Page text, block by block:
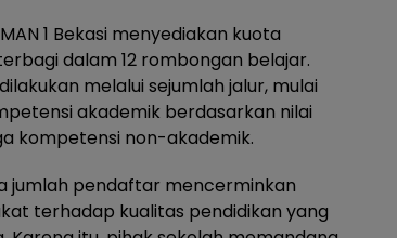
1 Bekasi menyediakan kuota
dalam 12 rombongan belajar.
melalui sejumlah jalur, mulai
akademik berdasarkan nilai
kompetensi non-akademik.
jumlah pendaftar mencerminkan
terhadap kualitas pendidikan yang